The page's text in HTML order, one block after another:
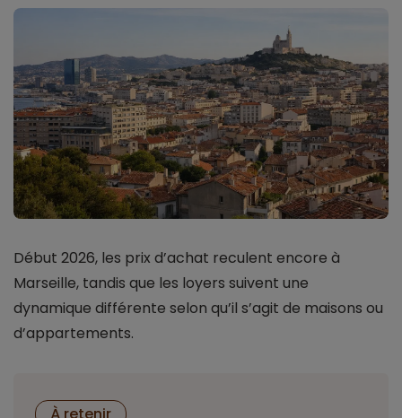
Début 2026, les prix d’achat reculent encore à
Marseille, tandis que les loyers suivent une
dynamique différente selon qu’il s’agit de maisons ou
d’appartements.
À retenir